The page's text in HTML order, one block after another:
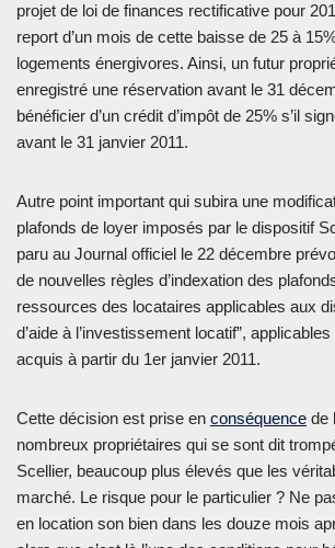
projet de loi de finances rectificative pour
report d’un mois de cette baisse de 25 à
logements énergivores. Ainsi, un futur
enregistré une réservation avant le 31
bénéficier d’un crédit d’impôt de 25% s’il
avant le 31 janvier 2011.
Autre point important qui subira une
plafonds de loyer imposés par le dispositif
paru au Journal officiel le 22 décembre
de nouvelles règles d’indexation des
ressources des locataires applicables aux
d’aide à l’investissement locatif”,
acquis à partir du 1er janvier 2011.
Cette décision est prise en conséquence de
nombreux propriétaires qui se sont dit
Scellier, beaucoup plus élevés que les
marché. Le risque pour le particulier ? Ne
en location son bien dans les douze mois